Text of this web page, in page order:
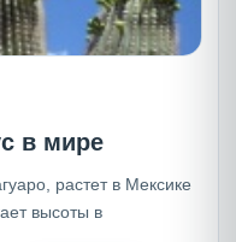
в мире
растет в Мексике
высоты в